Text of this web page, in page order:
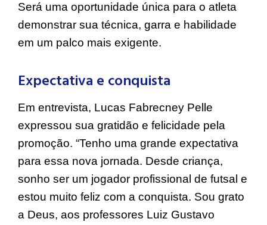
Será uma oportunidade única para o atleta
demonstrar sua técnica, garra e habilidade
em um palco mais exigente.
Expectativa e conquista
Em entrevista, Lucas Fabrecney Pelle
expressou sua gratidão e felicidade pela
promoção. “Tenho uma grande expectativa
para essa nova jornada. Desde criança,
sonho ser um jogador profissional de futsal e
estou muito feliz com a conquista. Sou grato
a Deus, aos professores Luiz Gustavo